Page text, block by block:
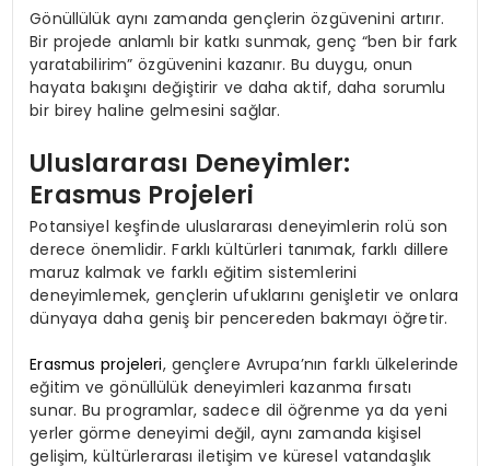
Gönüllülük aynı zamanda gençlerin özgüvenini artırır.
Bir projede anlamlı bir katkı sunmak, genç “ben bir fark
yaratabilirim” özgüvenini kazanır. Bu duygu, onun
hayata bakışını değiştirir ve daha aktif, daha sorumlu
bir birey haline gelmesini sağlar.
Uluslararası Deneyimler:
Erasmus Projeleri
Potansiyel keşfinde uluslararası deneyimlerin rolü son
derece önemlidir. Farklı kültürleri tanımak, farklı dillere
maruz kalmak ve farklı eğitim sistemlerini
deneyimlemek, gençlerin ufuklarını genişletir ve onlara
dünyaya daha geniş bir pencereden bakmayı öğretir.
Erasmus projeleri, gençlere Avrupa’nın farklı ülkelerinde
eğitim ve gönüllülük deneyimleri kazanma fırsatı
sunar. Bu programlar, sadece dil öğrenme ya da yeni
yerler görme deneyimi değil, aynı zamanda kişisel
gelişim, kültürlerarası iletişim ve küresel vatandaşlık